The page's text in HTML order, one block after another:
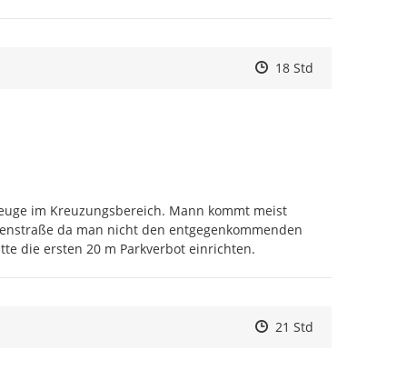
Zeitpunkt des
Zeitpunkt des
18 StdZur Äußerung
im Kreuzungsbereich. Mann kommt meist
da man nicht den entgegenkommenden
die ersten 20 m Parkverbot einrichten.
Zeitpunkt des
Zeitpunkt des
21 StdZur Äußerung